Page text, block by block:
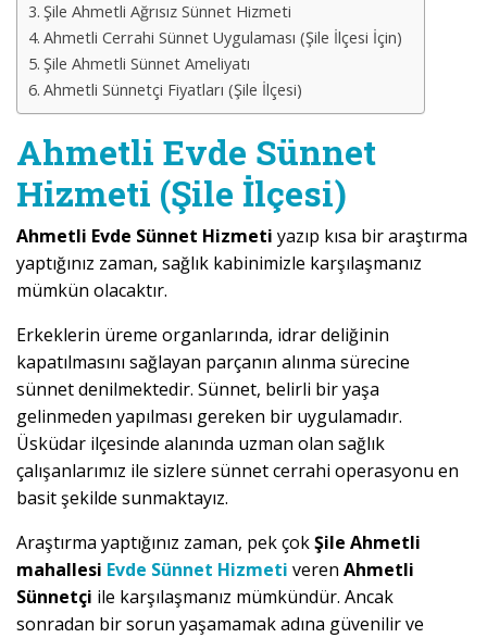
Şile Ahmetli Ağrısız Sünnet Hizmeti
Ahmetli Cerrahi Sünnet Uygulaması (Şile İlçesi İçin)
Şile Ahmetli Sünnet Ameliyatı
Ahmetli Sünnetçi Fiyatları (Şile İlçesi)
Ahmetli Evde Sünnet
Hizmeti (Şile İlçesi)
Ahmetli Evde Sünnet Hizmeti yazıp kısa bir araştırma
yaptığınız zaman, sağlık kabinimizle karşılaşmanız
mümkün olacaktır.
Erkeklerin üreme organlarında, idrar deliğinin
kapatılmasını sağlayan parçanın alınma sürecine
sünnet denilmektedir. Sünnet, belirli bir yaşa
gelinmeden yapılması gereken bir uygulamadır.
Üsküdar ilçesinde alanında uzman olan sağlık
çalışanlarımız ile sizlere sünnet cerrahi operasyonu en
basit şekilde sunmaktayız.
Araştırma yaptığınız zaman, pek çokŞile Ahmetli
mahallesi Evde Sünnet Hizmeti veren Ahmetli
Sünnetçi ile karşılaşmanız mümkündür. Ancak
sonradan bir sorun yaşamamak adına güvenilir ve